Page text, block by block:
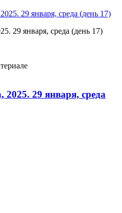
29 января, среда (день 17)
2025. 29 января, среда